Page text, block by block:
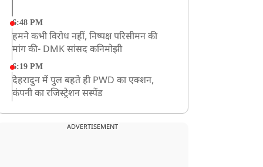
6:48 PM
हमने कभी विरोध नहीं, निष्पक्ष परिसीमन की
मांग की- DMK सांसद कनिमोझी
6:19 PM
देहरादुन में पुल बहते ही PWD का एक्शन,
कंपनी का रजिस्ट्रेशन सस्पेंड
खराब मौसम की चेतावनी के कारण अमरनाथ
ADVERTISEMENT